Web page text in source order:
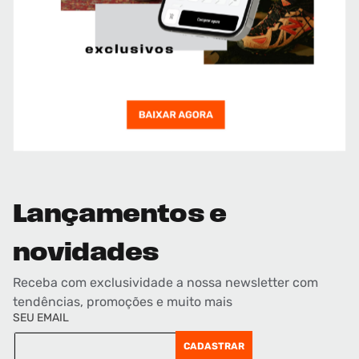
Lançamentos e
novidades
Receba com exclusividade a nossa newsletter com
tendências, promoções e muito mais
SEU EMAIL
CADASTRAR